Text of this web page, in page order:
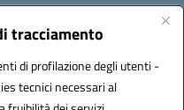
tracciamento
di profilazione degli utenti -
tecnici necessari al
- Palermo